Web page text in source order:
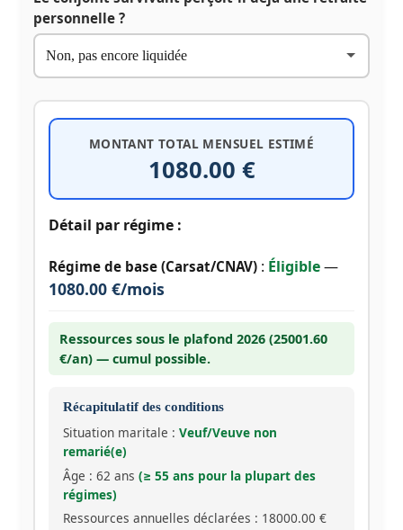
personnelle ?
MONTANT TOTAL MENSUEL ESTIMÉ
1080.00 €
Détail par régime :
Régime de base (Carsat/CNAV) : Éligible—
1080.00 €/mois
Ressources sous le plafond 2026 (25001.60
€/an) — cumul possible.
Récapitulatif des conditions
Situation maritale :Veuf/Veuve non
remarié(e)
Âge : 62 ans(≥ 55 ans pour la plupart des
régimes)
Ressources annuelles déclarées : 18000.00 €